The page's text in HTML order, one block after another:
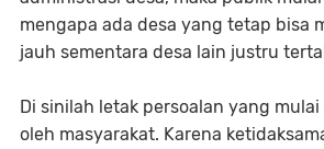
mengapa ada desa yang tetap bisa
jauh sementara desa lain justru
Di sinilah letak persoalan yang
oleh masyarakat. Karena